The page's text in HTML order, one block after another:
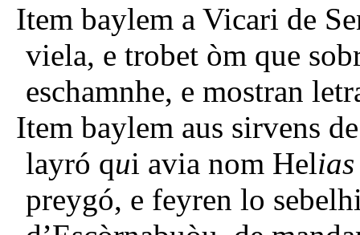
Item baylem a Vicari de
viela, e trobet òm que
eschamnhe, e mostran
Item baylem aus sirvens
layró qui avia nom Helias
preygó, e feyren lo